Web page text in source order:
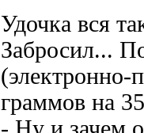
Удочка вся
Забросил...
(электронно-
граммов на